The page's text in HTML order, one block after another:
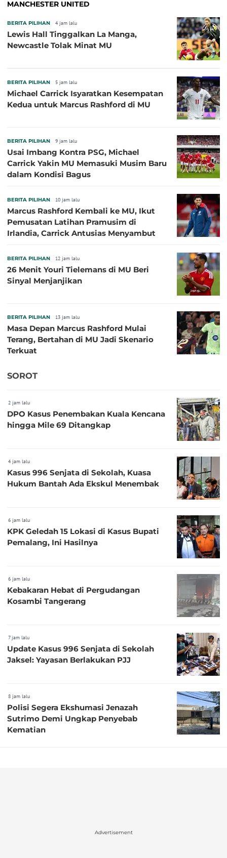
MANCHESTER UNITED
BERITA PILIHAN 4 jam lalu
Lewis Hall Tinggalkan La Manga,
Newcastle Tolak Minat MU
BERITA PILIHAN 5 jam lalu
Michael Carrick Isyaratkan Kesempatan
Kedua untuk Marcus Rashford di MU
BERITA PILIHAN 9 jam lalu
Usai Imbang Kontra PSG, Michael
Carrick Yakin MU Memasuki Musim Baru
dalam Kondisi Bagus
BERITA PILIHAN 10 jam lalu
Marcus Rashford Kembali ke MU, Ikut
Pemusatan Latihan Pramusim di
Irlandia, Carrick Antusias Menyambut
BERITA PILIHAN 12 jam lalu
26 Menit Youri Tielemans di MU Beri
Sinyal Menjanjikan
BERITA PILIHAN 13 jam lalu
Masa Depan Marcus Rashford Mulai
Terang, Bertahan di MU Jadi Skenario
Terkuat
SOROT
2 jam lalu
DPO Kasus Penembakan Kuala Kencana
hingga Mile 69 Ditangkap
4 jam lalu
Kasus 996 Senjata di Sekolah, Kuasa
Hukum Bantah Ada Ekskul Menembak
6 jam lalu
KPK Geledah 15 Lokasi di Kasus Bupati
Pemalang, Ini Hasilnya
6 jam lalu
Kebakaran Hebat di Pergudangan
Kosambi Tangerang
7 jam lalu
Update Kasus 996 Senjata di Sekolah
Jaksel: Yayasan Berlakukan PJJ
8 jam lalu
Polisi Segera Ekshumasi Jenazah
Sutrimo Demi Ungkap Penyebab
Kematian
Advertisement